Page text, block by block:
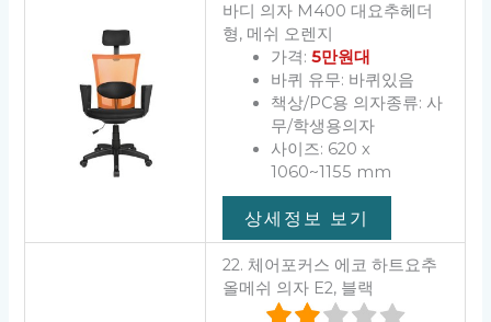
바디 의자 M400 대요추헤더
형, 메쉬 오렌지
가격: 5만원대
바퀴 유무: 바퀴있음
책상/PC용 의자종류: 사
무/학생용의자
사이즈: 620 x
1060~1155 mm
상세정보 보기
22. 체어포커스 에코 하트요추
올메쉬 의자 E2, 블랙